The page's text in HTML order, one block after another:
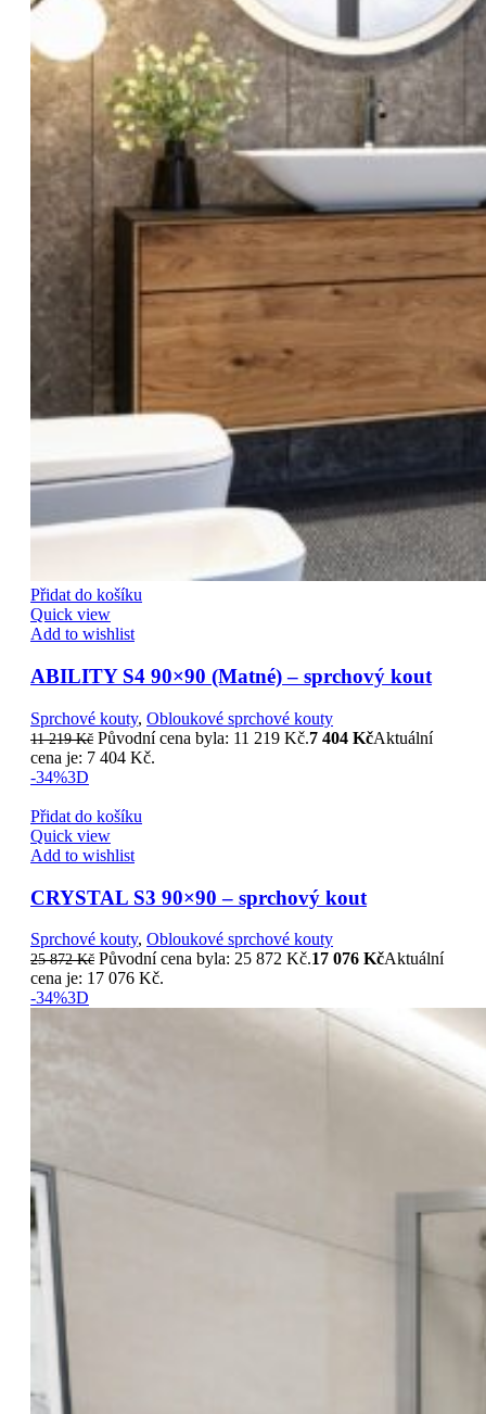
Přidat do košíku
Quick view
Add to wishlist
ABILITY S4 90×90 (Matné) – sprchový kout
Sprchové kouty, Obloukové sprchové kouty
11 219Kč Původní cena byla: 11 219 Kč.7 404 KčAktuální
cena je: 7 404 Kč.
-34%3D
Přidat do košíku
Quick view
Add to wishlist
CRYSTAL S3 90×90 – sprchový kout
Sprchové kouty, Obloukové sprchové kouty
25 872Kč Původní cena byla: 25 872 Kč.17 076 KčAktuální
cena je: 17 076 Kč.
-34%3D